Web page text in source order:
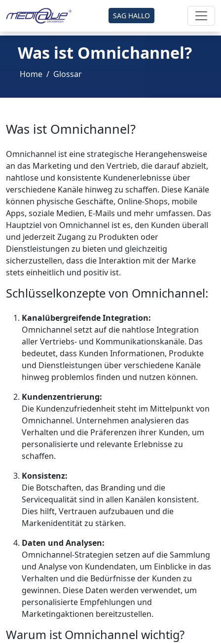
SAG HALLO
Was ist Omnichannel?
Home Glossar
Was ist Omnichannel?
Omnichannel ist eine strategische Herangehensweise
an das Marketing und den Vertrieb, die darauf abzielt,
nahtlose und konsistente Kundenerlebnisse über
verschiedene Kanäle hinweg zu schaffen. Diese Kanäle
können physische Geschäfte, Online-Shops, mobile
Apps, soziale Medien, E-Mails und mehr umfassen. Das
Hauptziel von Omnichannel ist es, den Kunden überall
und jederzeit Zugang zu Produkten oder
Dienstleistungen zu bieten und gleichzeitig
sicherzustellen, dass die Interaktion mit der Marke
stets einheitlich und positiv ist.
Schlüsselkonzepte von Omnichannel:
Kanalübergreifende Integration:
Omnichannel setzt auf die nahtlose Integration
aller Vertriebs- und Kommunikationskanäle. Das
bedeutet, dass Kunden Informationen, Produkte
und Dienstleistungen über verschiedene Kanäle
hinweg problemlos finden und nutzen können.
Kundenzentrierung:
Die Kundenzufriedenheit steht im Mittelpunkt von
Omnichannel. Unternehmen analysieren das
Verhalten und die Präferenzen ihrer Kunden, um
personalisierte und relevante Erlebnisse zu
schaffen.
Konsistenz:
Die Botschaften, das Branding und die
Servicequalität sind in allen Kanälen konsistent.
Dies hilft, Vertrauen aufzubauen und die
Markenidentität zu stärken.
Daten und Analysen:
Omnichannel-Strategien setzen auf die Sammlung
und Analyse von Kundendaten, um Einblicke in das
Verhalten und die Bedürfnisse der Kunden zu
gewinnen. Diese Daten werden verwendet, um
personalisierte Empfehlungen und
Marketingaktionen bereitzustellen.
Warum ist Omnichannel wichtig?